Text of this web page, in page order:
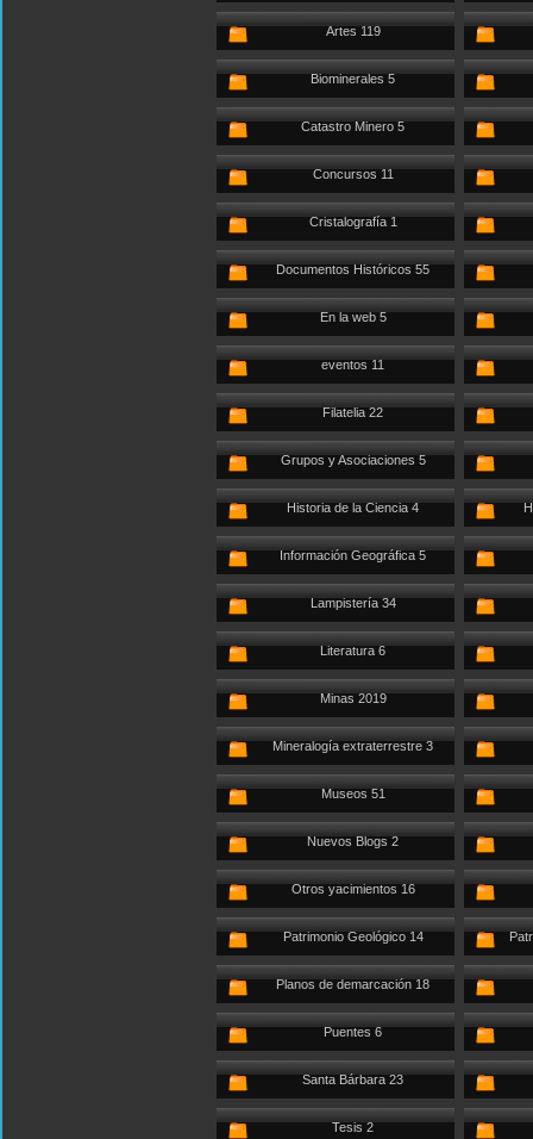
Artes 119
Biominerales 5
Catastro Minero 5
Concursos 11
Cristalografía 1
Documentos Históricos 55
En la web 5
eventos 11
Filatelia 22
Grupos y Asociaciones 5
Historia de la Ciencia 4
Información Geográfica 5
Lampistería 34
Literatura 6
Minas 2019
Mineralogía extraterrestre 3
Museos 51
Nuevos Blogs 2
Otros yacimientos 16
Patrimonio Geológico 14
Planos de demarcación 18
Puentes 6
Santa Bárbara 23
Tesis 2